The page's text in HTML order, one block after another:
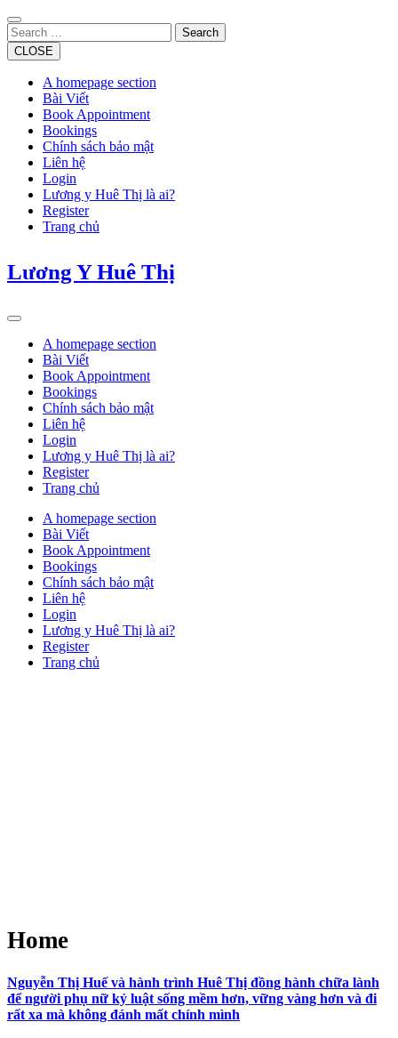
Skip
to
content
Search
CLOSE
A homepage section
Bài Viết
Book Appointment
Bookings
Chính sách bảo mật
Liên hệ
Login
Lương y Huê Thị là ai?
Register
Trang chủ
Lương Y Huê Thị
Open
ButtonA homepage section
Bài Viết
Book Appointment
Bookings
Chính sách bảo mật
Liên hệ
Login
Lương y Huê Thị là ai?
Register
Trang chủ
Close
Button
A homepage section
Bài Viết
Book Appointment
Bookings
Chính sách bảo mật
Liên hệ
Login
Lương y Huê Thị là ai?
Register
Trang chủ
Home
Nguyễn Thị Huế và hành trình Huê Thị đồng hành chữa lành
để người phụ nữ kỷ luật sống mềm hơn, vững vàng hơn và đi
rất xa mà không đánh mất chính mình